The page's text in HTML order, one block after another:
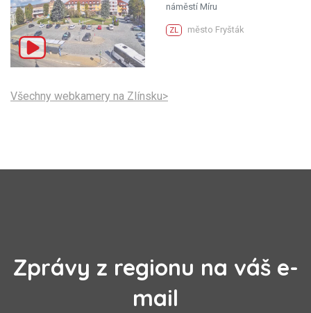
náměstí Míru
ZL město Fryšták
Všechny webkamery na Zlínsku>
Zprávy z regionu na váš e-
mail